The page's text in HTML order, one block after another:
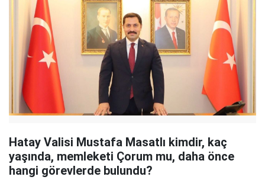
Hatay Valisi Mustafa Masatlı kimdir, kaç
yaşında, memleketi Çorum mu, daha önce
hangi görevlerde bulundu?